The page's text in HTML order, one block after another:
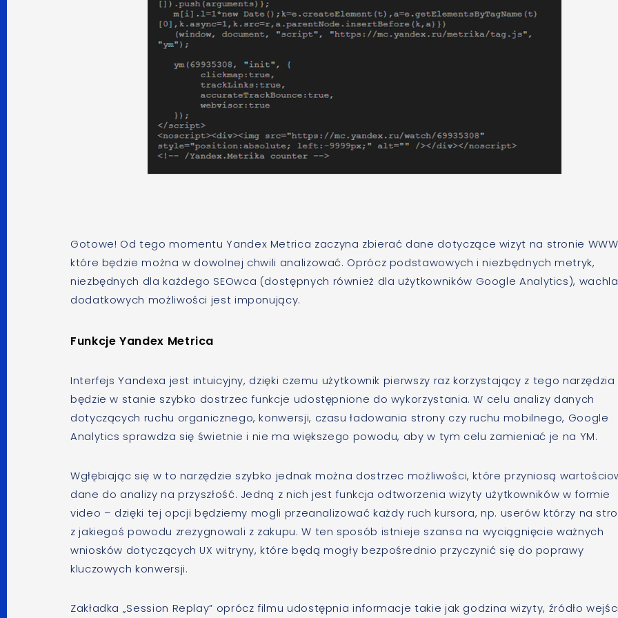
Gotowe! Od tego momentu Yandex Metrica zaczyna zbierać dane dotyczące wizyt na stronie
które będzie można w dowolnej chwili analizować. Oprócz podstawowych i niezbędnych metryk,
niezbędnych dla każdego SEOwca (dostępnych również dla użytkowników Google Analytics),
dodatkowych możliwości jest imponujący.
Funkcje Yandex Metrica
Interfejs Yandexa jest intuicyjny, dzięki czemu użytkownik pierwszy raz korzystający z tego narzędzia
będzie w stanie szybko dostrzec funkcje udostępnione do wykorzystania. W celu analizy danych
dotyczących ruchu organicznego, konwersji, czasu ładowania strony czy ruchu mobilnego, Google
Analytics sprawdza się świetnie i nie ma większego powodu, aby w tym celu zamieniać je na YM.
Wgłębiając się w to narzędzie szybko jednak można dostrzec możliwości, które przyniosą
dane do analizy na przyszłość. Jedną z nich jest funkcja odtworzenia wizyty użytkowników w formie
video – dzięki tej opcji będziemy mogli przeanalizować każdy ruch kursora, np. userów którzy na
z jakiegoś powodu zrezygnowali z zakupu. W ten sposób istnieje szansa na wyciągnięcie ważnych
wniosków dotyczących UX witryny, które będą mogły bezpośrednio przyczynić się do poprawy
kluczowych konwersji.
Zakładka „Session Replay” oprócz filmu udostępnia informacje takie jak godzina wizyty, źródło